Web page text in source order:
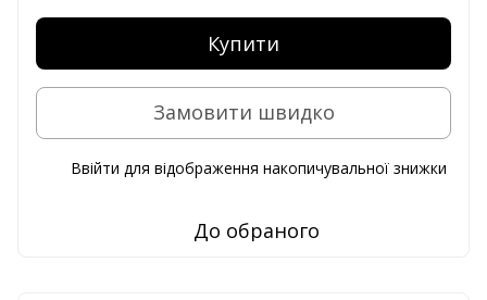
Купити
Замовити швидко
Ввійти для відображення накопичувальної знижки
До обраного